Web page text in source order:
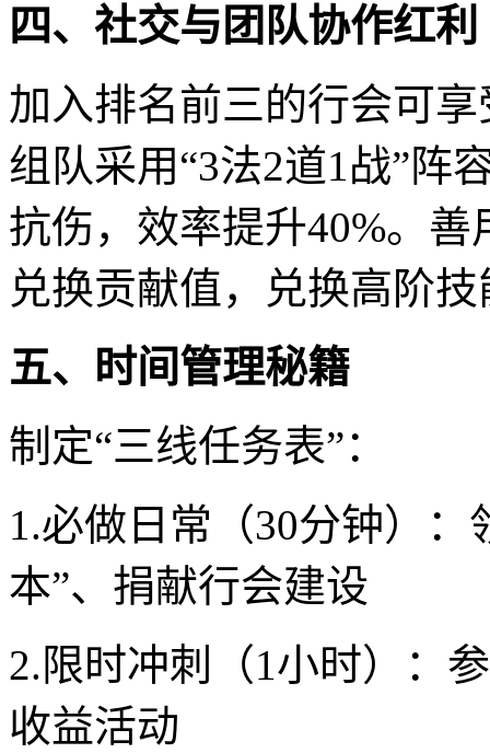
四、社交与团队协作红利
加入排名前三的行会可
组队采用“3法2道1战”阵
抗伤，效率提升40%。
兑换贡献值，兑换高阶
五、时间管理秘籍
制定“三线任务表”：
1.必做日常（30分钟）
本”、捐献行会建设
2.限时冲刺（1小时）：
收益活动